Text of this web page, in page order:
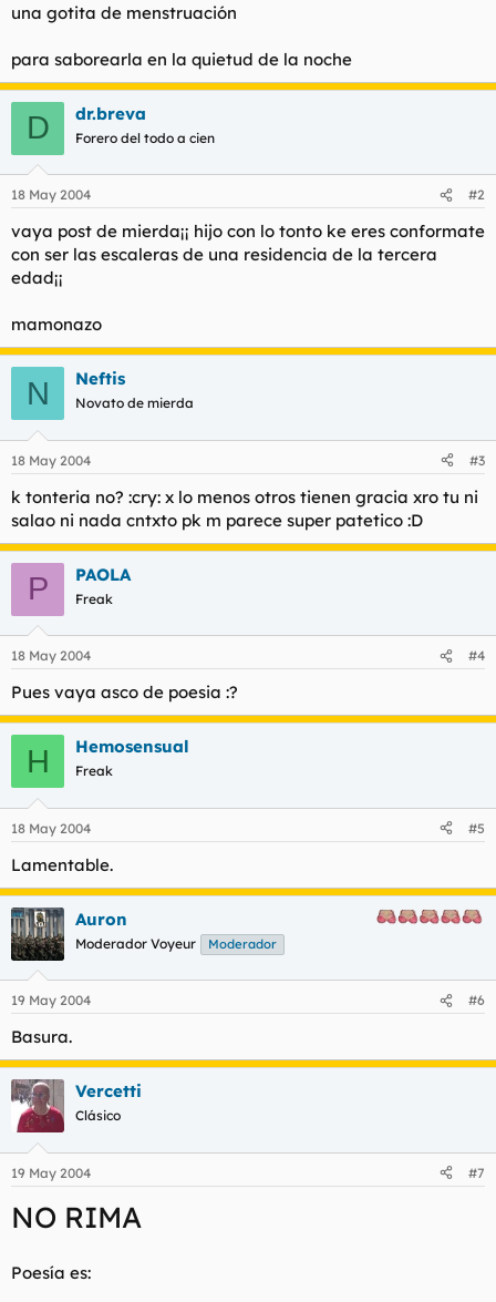
una gotita de menstruación
para saborearla en la quietud de la noche
D dr.breva
Forero del todo a cien
18 May 2004 #2
vaya post de mierda¡¡ hijo con lo tonto ke eres conformate
con ser las escaleras de una residencia de la tercera
edad¡¡
mamonazo
N Neftis
Novato de mierda
18 May 2004 #3
k tonteria no? :cry: x lo menos otros tienen gracia xro tu ni
salao ni nada cntxto pk m parece super patetico :D
P PAOLA
Freak
18 May 2004 #4
Pues vaya asco de poesia :?
H Hemosensual
Freak
18 May 2004 #5
Lamentable.
Auron
Moderador Voyeur Moderador
19 May 2004 #6
Basura.
Vercetti
Clásico
19 May 2004 #7
NO RIMA
Poesía es: